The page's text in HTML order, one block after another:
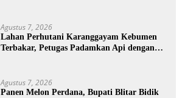
Agustus 7, 2026
Lahan Perhutani Karanggayam Kebumen
Terbakar, Petugas Padamkan Api dengan
Agustus 7, 2026
Panen Melon Perdana, Bupati Blitar Bidik